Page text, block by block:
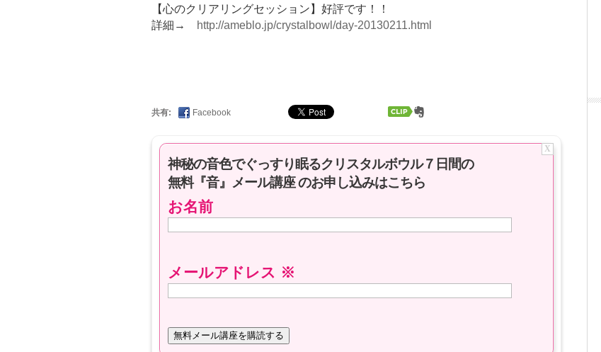
【心のクリアリングセッション】好評です！！
詳細→
http://ameblo.jp/crystalbowl/day-20130211.html
共有: Facebook
X
神秘の音色でぐっすり眠るクリスタルボウル７日間の
無料『音』メール講座 のお申し込みはこちら
お名前
メールアドレス ※